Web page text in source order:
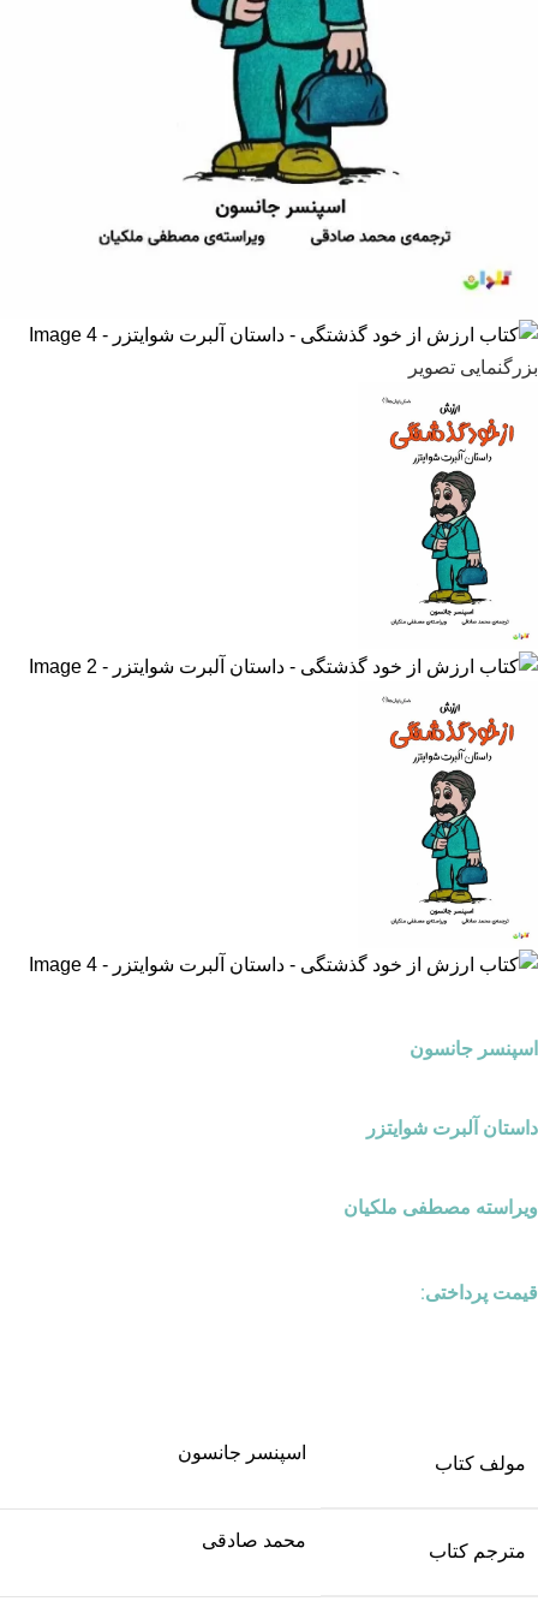
بزرگنمایی تصویر
اسپنسر جانسون
داستان آلبرت شوایتزر
ویراسته مصطفی ملکیان
قیمت پرداختی:
مولف کتاب
اسپنسر جانسون
مترجم کتاب
محمد صادقی